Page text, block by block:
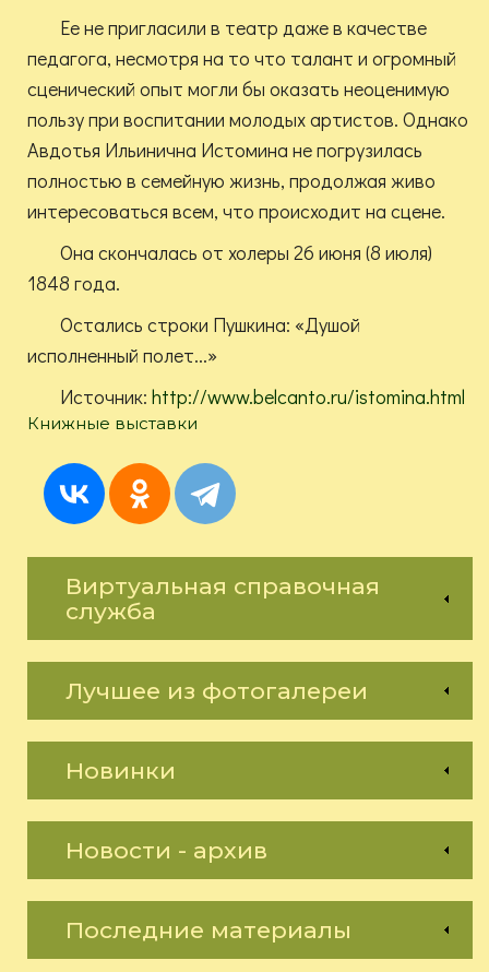
Ее не пригласили в театр даже в качестве
педагога, несмотря на то что талант и огромный
сценический опыт могли бы оказать неоценимую
пользу при воспитании молодых артистов. Однако
Авдотья Ильинична Истомина не погрузилась
полностью в семейную жизнь, продолжая живо
интересоваться всем, что происходит на сцене.
Она скончалась от холеры 26 июня (8 июля)
1848 года.
Остались строки Пушкина: «Душой
исполненный полет...»
Источник: http://www.belcanto.ru/istomina.html
Книжные выставки
Виртуальная справочная
служба
Лучшее из фотогалереи
Новинки
Новости - архив
Последние материалы